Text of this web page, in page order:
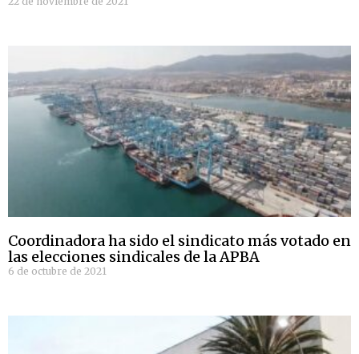
Coordinadora ha sido el sindicato más votado en
las elecciones sindicales de la APBA
6 de octubre de 2021